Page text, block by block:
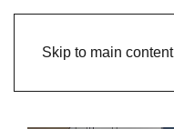
Skip to main content